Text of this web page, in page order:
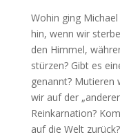
Wohin ging
hin, wenn wir
den Himmel,
stürzen? Gibt es
genannt? Mutieren
wir auf der
Reinkarnation?
auf die Welt zurück?